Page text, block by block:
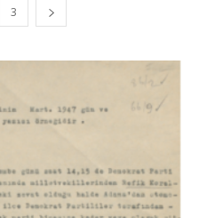
3